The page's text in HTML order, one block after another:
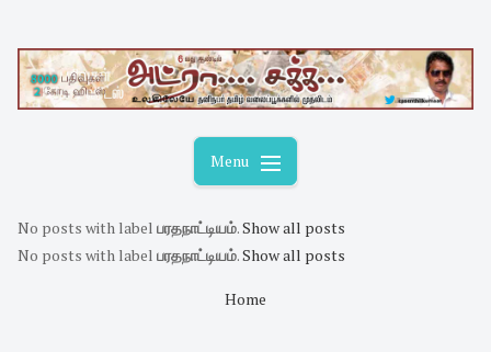
content
Menu
No posts with label பரதநாட்டியம்.Show all posts
No posts with label பரதநாட்டியம்.Show all posts
Home